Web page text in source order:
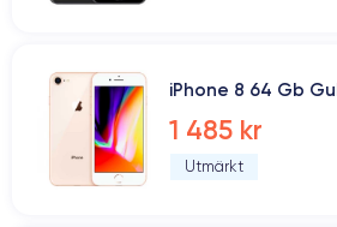
iPhone 8 64 Gb
1 485 kr
Utmärkt